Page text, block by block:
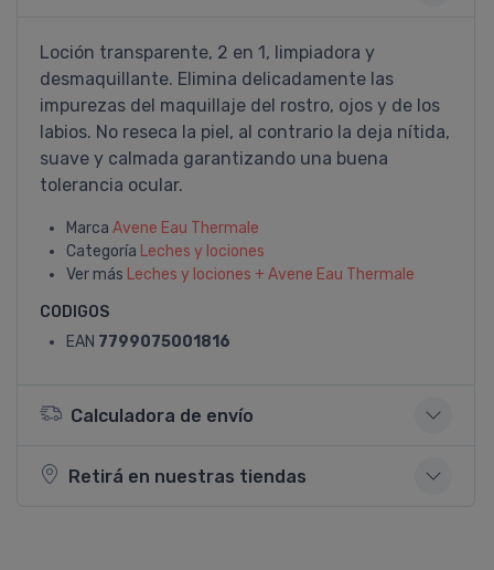
Loción transparente, 2 en 1, limpiadora y
desmaquillante. Elimina delicadamente las
impurezas del maquillaje del rostro, ojos y de los
labios. No reseca la piel, al contrario la deja ní­tida,
suave y calmada garantizando una buena
tolerancia ocular.
Marca Avene Eau Thermale
Categoría Leches y lociones
Ver más Leches y lociones + Avene Eau Thermale
CODIGOS
EAN 7799075001816
Calculadora de envío
Retirá en nuestras tiendas